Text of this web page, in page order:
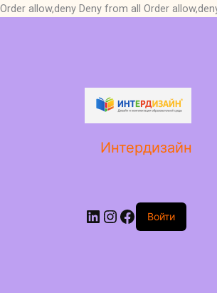
Order allow,deny Deny from all Order
Интердизайн
LinkedIn
Instagram
Facebook
Войти